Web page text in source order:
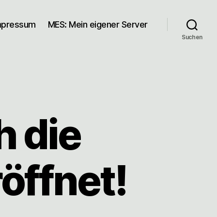
MES: Mein eigener Server
Suchen
die